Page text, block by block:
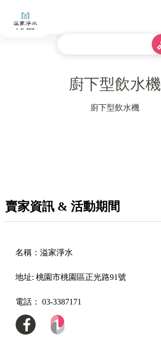
廚下型飲水機
廚下型飲水機
賣家資訊 & 活動期間
名稱： 溢家淨水
地址: 桃園市桃園區正光路91號
電話： 03-3387171